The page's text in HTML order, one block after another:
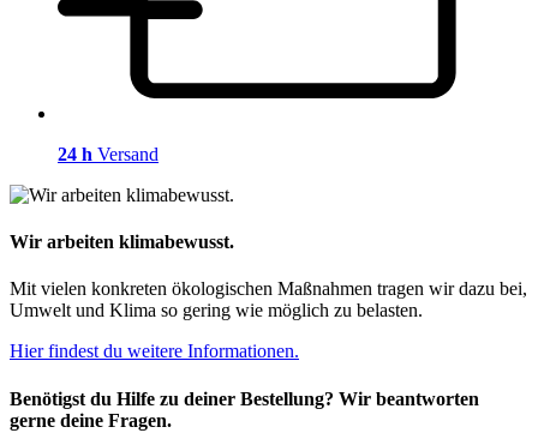
24 h Versand
Wir arbeiten klimabewusst.
Mit vielen konkreten ökologischen Maßnahmen tragen wir dazu bei,
Umwelt und Klima so gering wie möglich zu belasten.
Hier findest du weitere Informationen.
Benötigst du Hilfe zu deiner Bestellung? Wir beantworten
gerne deine Fragen.